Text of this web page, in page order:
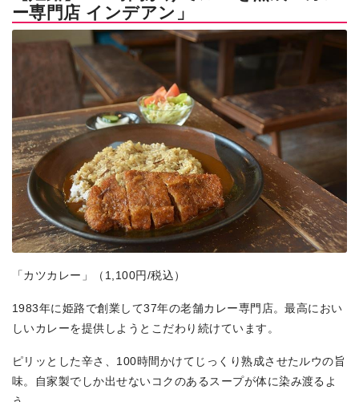
ー専門店 インデアン」
「カツカレー」（1,100円/税込）
1983年に姫路で創業して37年の老舗カレー専門店。最高におい
しいカレーを提供しようとこだわり続けています。
ピリッとした辛さ、100時間かけてじっくり熟成させたルウの旨
味。自家製でしか出せないコクのあるスープが体に染み渡るよ